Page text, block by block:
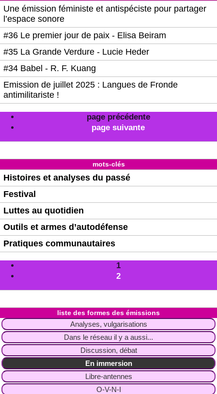
Une émission féministe et antispéciste pour partager
l’espace sonore
#36 Le premier jour de paix - Elisa Beiram
#35 La Grande Verdure - Lucie Heder
#34 Babel - R. F. Kuang
Emission de juillet 2025 : Langues de Fronde
antimilitariste !
page précédente
page suivante
mots-clés
Histoires et analyses du passé
Festival
Luttes au quotidien
Outils et armes d’autodéfense
Pratiques communautaires
1
2
liste des formes des émissions
Analyses, vulgarisations
Dans le réseau il y a aussi...
Discussion, débat
En immersion
Libre-antennes
O-V-N-I